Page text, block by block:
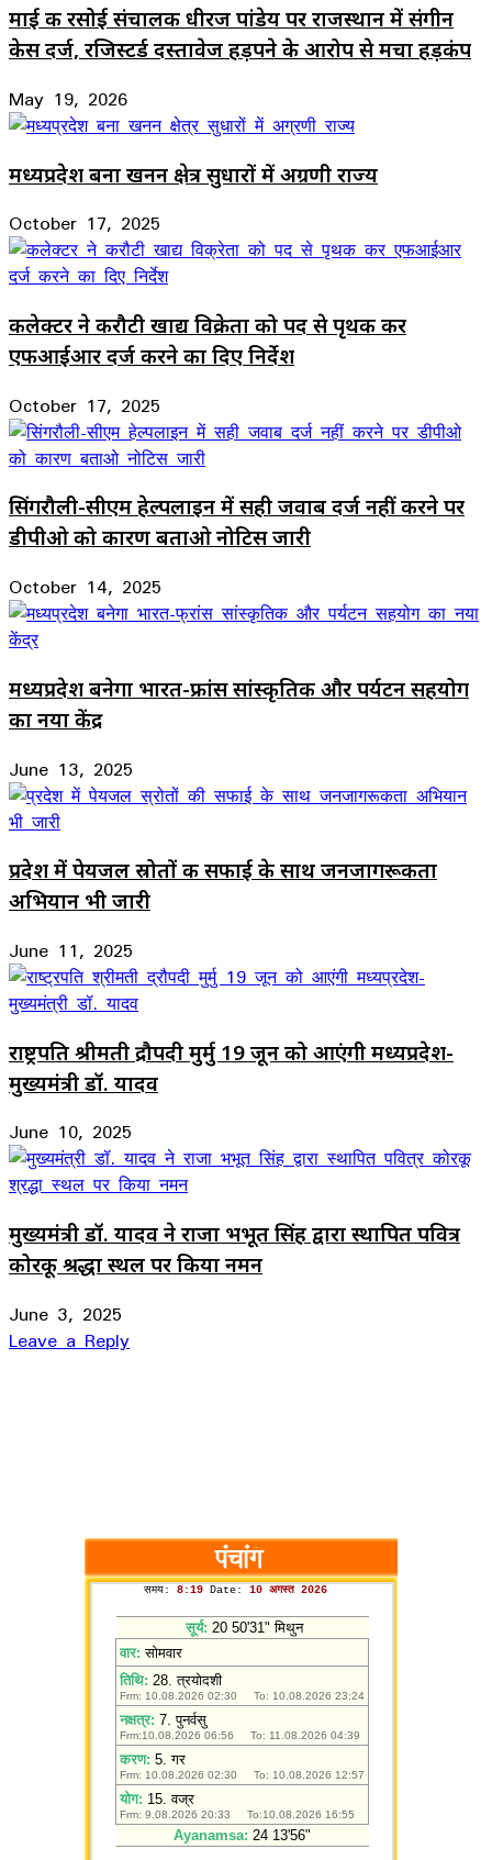
माई की रसोई संचालक धीरज पांडेय पर राजस्थान में संगीन
केस दर्ज, रजिस्टर्ड दस्तावेज हड़पने के आरोप से मचा हड़कंप
May 19, 2026
मध्यप्रदेश बना खनन क्षेत्र सुधारों में अग्रणी राज्य
October 17, 2025
कलेक्टर ने करौटी खाद्य विक्रेता को पद से पृथक कर
एफआईआर दर्ज करने का दिए निर्देश
October 17, 2025
सिंगरौली-सीएम हेल्पलाइन में सही जवाब दर्ज नहीं करने पर
डीपीओ को कारण बताओ नोटिस जारी
October 14, 2025
मध्यप्रदेश बनेगा भारत-फ्रांस सांस्कृतिक और पर्यटन सहयोग
का नया केंद्र
June 13, 2025
प्रदेश में पेयजल स्रोतों की सफाई के साथ जनजागरूकता
अभियान भी जारी
June 11, 2025
राष्ट्रपति श्रीमती द्रौपदी मुर्मु 19 जून को आएंगी मध्यप्रदेश-
मुख्यमंत्री डॉ. यादव
June 10, 2025
मुख्यमंत्री डॉ. यादव ने राजा भभूत सिंह द्वारा स्थापित पवित्र
कोरकू श्रद्धा स्थल पर किया नमन
June 3, 2025
Leave a Reply